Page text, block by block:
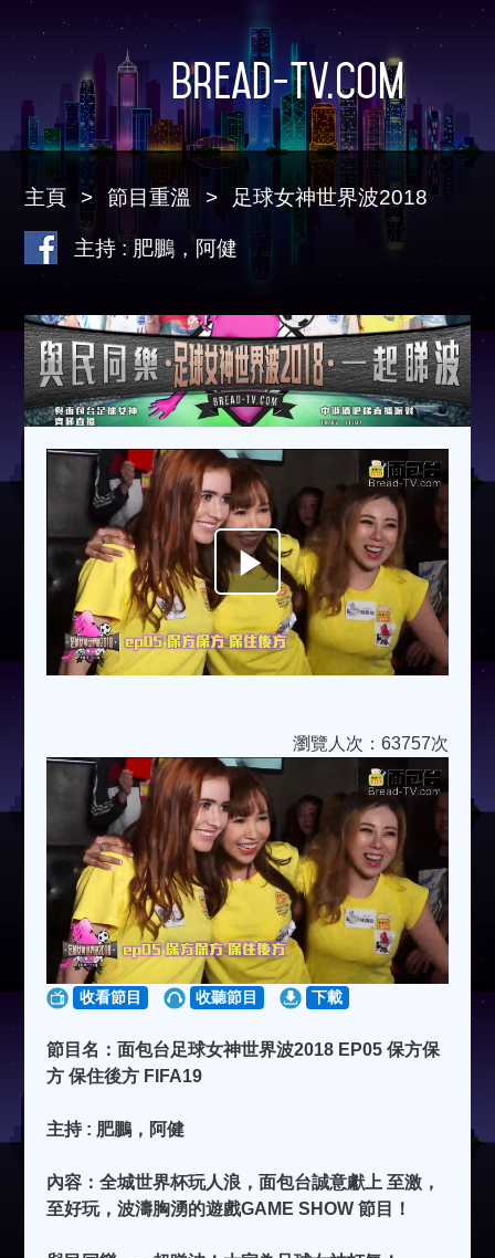
Bread-TV.com
主頁 節目重溫 足球女神世界波2018
主持 : 肥鵬，阿健
Play
Video
瀏覽人次：63757次
收看節目 收聽節目 下載
節目名：面包台足球女神世界波2018 EP05 保方保
方 保住後方 FIFA19
主持 : 肥鵬，阿健
內容：全城世界杯玩人浪，面包台誠意獻上 至激，
至好玩，波濤胸湧的遊戲GAME SHOW 節目！